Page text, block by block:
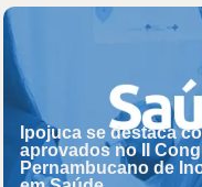
Ipojuca se destaca
aprovados no II
Pernambucano de